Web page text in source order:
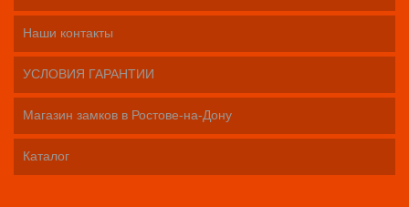
Наши контакты
УСЛОВИЯ ГАРАНТИИ
Магазин замков в Ростове-на-Дону
Каталог